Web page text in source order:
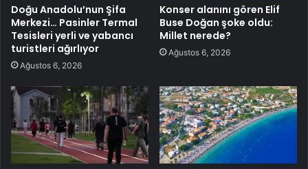
Doğu Anadolu’nun Şifa
Merkezi… Pasinler Termal
Tesisleri yerli ve yabancı
turistleri ağırlıyor
Ağustos 6, 2026
Konser alanını gören Elif
Buse Doğan şoke oldu:
Millet nerede?
Ağustos 6, 2026